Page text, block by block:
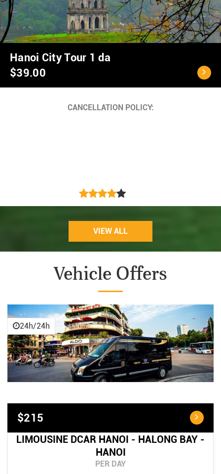
Ho Chi Minh City - C
$40.00
Cancellation Policy
VIEW ALL
Vehicle Offers
24h/24h
$215
LIMOUSINE DCAR HANOI - HALONG BAY -
HANOI
PER DAY